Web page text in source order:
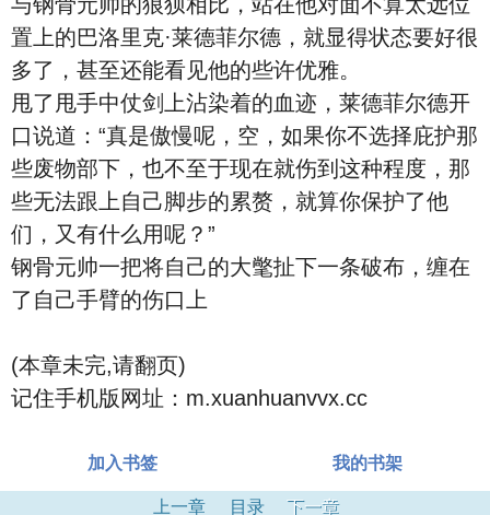
置上的巴洛里克·莱德菲尔德，就显得状态要好很
多了，甚至还能看见他的些许优雅。
甩了甩手中仗剑上沾染着的血迹，莱德菲尔德开
口说道：“真是傲慢呢，空，如果你不选择庇护那
些废物部下，也不至于现在就伤到这种程度，那
些无法跟上自己脚步的累赘，就算你保护了他
们，又有什么用呢？”
钢骨元帅一把将自己的大氅扯下一条破布，缠在
了自己手臂的伤口上
(本章未完,请翻页)
记住手机版网址：m.xuanhuanvvx.cc
加入书签 我的书架
上一章 目录 下一章